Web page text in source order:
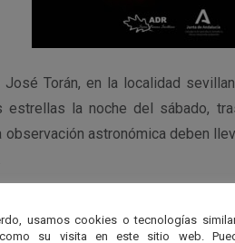
José Torán, en la localidad
estrellas la noche del sábado,
astronómica deben
de la Sierra Morena Sevillana
usamos cookies o tecnologías
su visita en este sitio web.